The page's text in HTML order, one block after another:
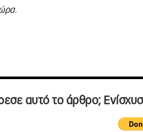
αυτό το άρθρο;